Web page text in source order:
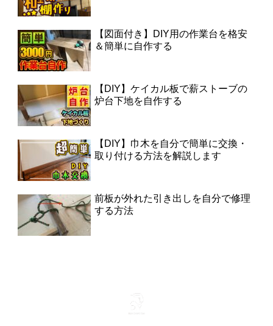
【図面付き】DIY用の作業台を格安
＆簡単に自作する
【DIY】ケイカル板で薪ストーブの
炉台下地を自作する
【DIY】巾木を自分で簡単に交換・
取り付ける方法を解説します
前板が外れた引き出しを自分で修理
する方法